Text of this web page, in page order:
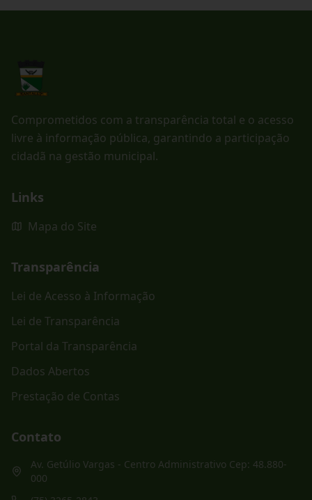
Comprometidos com a transparência total e o acesso
livre à informação pública, garantindo a participação
cidadã na gestão municipal.
Links
Mapa do Site
Transparência
Lei de Acesso à Informação
Lei de Transparência
Portal da Transparência
Dados Abertos
Prestação de Contas
Contato
Av. Getúlio Vargas - Centro Administrativo Cep: 48.880-
000